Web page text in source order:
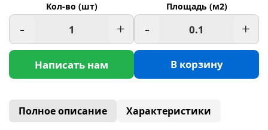
Кол-во (шт)
- +
Написать нам
Площадь (м2)
- +
В корзину
Полное описание
Характеристики